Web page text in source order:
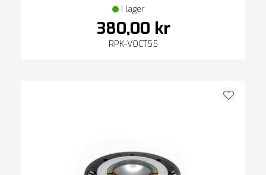
I lager
380,00 kr
RPK-VOCT55